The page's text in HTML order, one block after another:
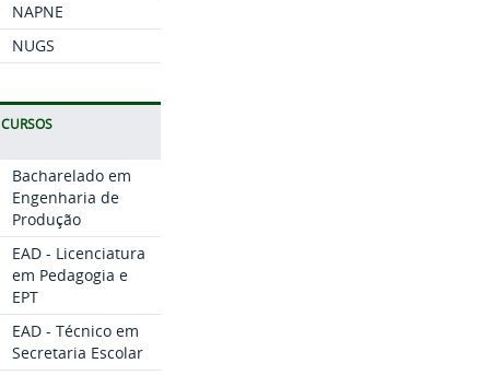
NAPNE
NUGS
CURSOS
Bacharelado em
Engenharia de
Produção
EAD - Licenciatura
em Pedagogia e
EPT
EAD - Técnico em
Secretaria Escolar